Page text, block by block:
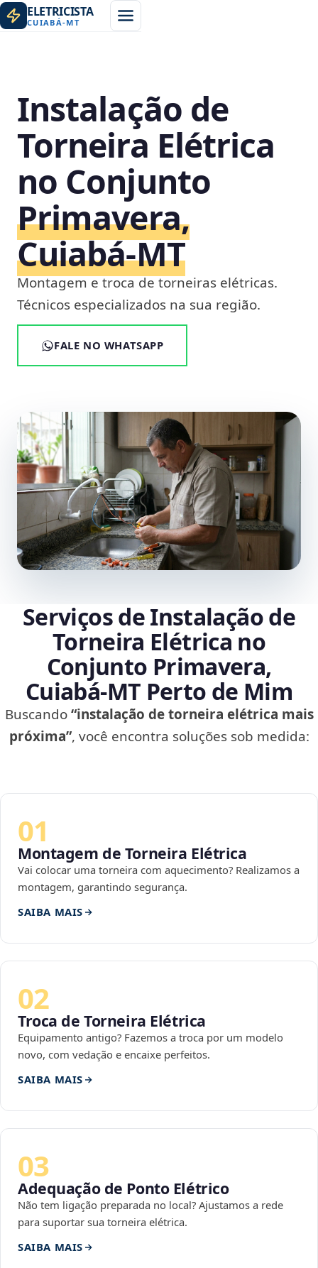
ELETRICISTA
CUIABÁ-MT
Instalação de
Torneira Elétrica
no Conjunto
Primavera,
Cuiabá‑MT
Montagem e troca de torneiras elétricas.
Técnicos especializados na sua região.
FALE NO WHATSAPP
Serviços de Instalação de
Torneira Elétrica no
Conjunto Primavera,
Cuiabá‑MT Perto de Mim
Buscando“instalação de torneira elétrica mais
próxima”, você encontra soluções sob medida:
01
Montagem de Torneira Elétrica
Vai colocar uma torneira com aquecimento? Realizamos a
montagem, garantindo segurança.
SAIBA MAIS
02
Troca de Torneira Elétrica
Equipamento antigo? Fazemos a troca por um modelo
novo, com vedação e encaixe perfeitos.
SAIBA MAIS
03
Adequação de Ponto Elétrico
Não tem ligação preparada no local? Ajustamos a rede
para suportar sua torneira elétrica.
SAIBA MAIS